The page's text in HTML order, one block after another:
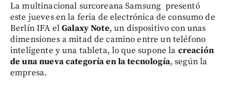
La multinacional surcoreana Samsung presentó
este jueves en la feria de electrónica de consumo de
Berlín IFA elGalaxy Note, un dispositivo con unas
dimensiones a mitad de camino entre un teléfono
inteligente y una tableta, lo que supone la creación
de una nueva categoría en la tecnología, según la
empresa.